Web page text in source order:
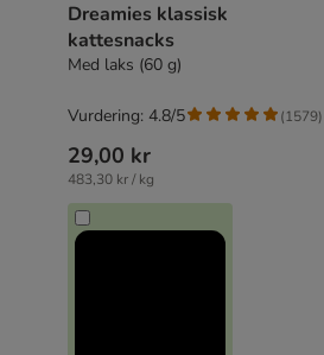
Dreamies klassisk
kattesnacks
Med laks (60 g)
29,00 kr
483,30 kr / kg
Vurdering: 4.8/5 (1579)